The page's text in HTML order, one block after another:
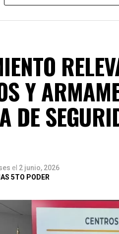
Y
DE
el 2 junio, 2026
5TO PODER